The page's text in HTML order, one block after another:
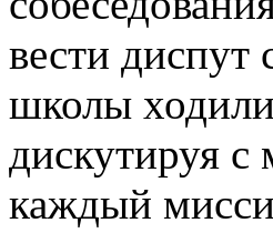
вести диспут
школы
дискутируя с
каждый